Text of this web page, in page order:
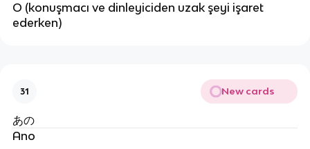
O (konuşmacı ve dinleyiciden uzak şeyi işaret
ederken)
31 New cards
あの
Ano